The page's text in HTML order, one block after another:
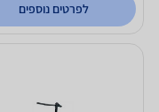
לפרטים נוספים